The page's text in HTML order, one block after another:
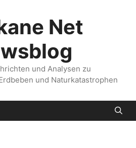
Net
und Analysen zu
und Naturkatastrophen